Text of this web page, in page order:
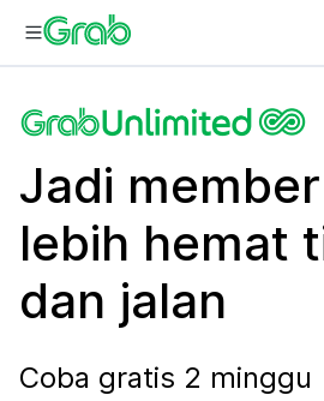
Jadi
lebih hemat
dan jalan
Coba gratis 2 minggu